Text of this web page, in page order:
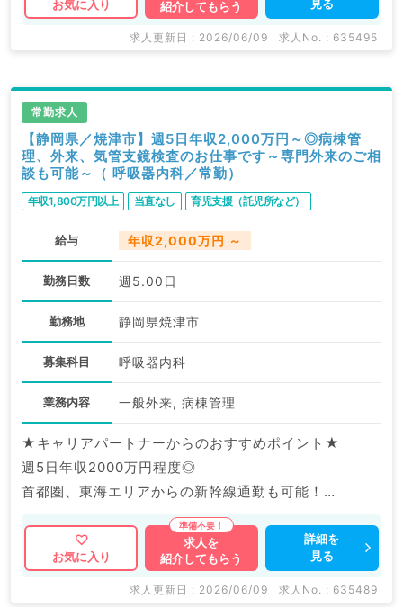
お気に入り
紹介してもらう
見る
求人更新日 : 2026/06/09 求人No. : 635495
常勤求人
【静岡県／焼津市】週5日年収2,000万円～◎病棟管
理、外来、気管支鏡検査のお仕事です～専門外来のご相
談も可能～（ 呼吸器内科／常勤）
年収1,800万円以上 当直なし 育児支援（託児所など）
給与 年収2,000万円 ～
勤務日数 週5.00日
勤務地 静岡県焼津市
募集科目 呼吸器内科
業務内容 一般外来, 病棟管理
★キャリアパートナーからのおすすめポイント★
週5日年収2000万円程度◎
首都圏、東海エリアからの新幹線通勤も可能！
マイナビDOCTORでは病院やクリニックなどの医療機
関求人はもちろんのこと、
掲載情報以外にも産業医等の企業系求人も多数扱ってい
お気に入り
求人を
紹介してもらう
詳細を
見る
求人更新日 : 2026/06/09 求人No. : 635489